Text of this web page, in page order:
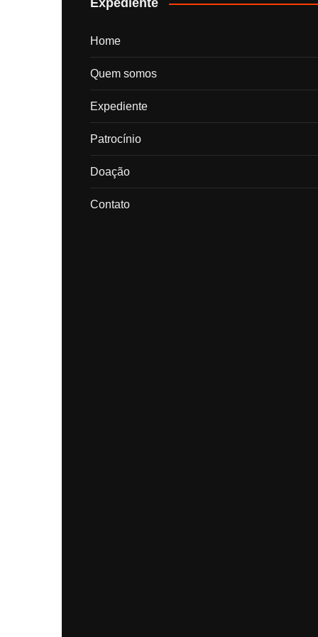
Expediente
Home
Quem somos
Expediente
Patrocínio
Doação
Contato